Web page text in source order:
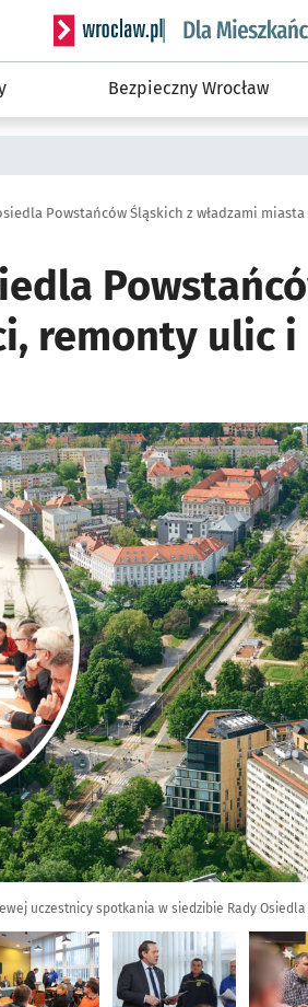
Serwis informacyjny wroclaw.pl
Bezpieczny Wrocław
Powstańców Śląskich z władzami miasta
remonty ulic
uczestnicy spotkania w siedzibie Rady